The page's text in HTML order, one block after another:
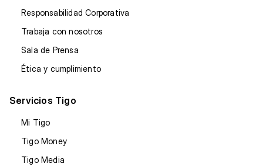
Responsabilidad Corporativa
Trabaja con nosotros
Sala de Prensa
Ética y cumplimiento
Servicios Tigo
Mi Tigo
Tigo Money
Tigo Media